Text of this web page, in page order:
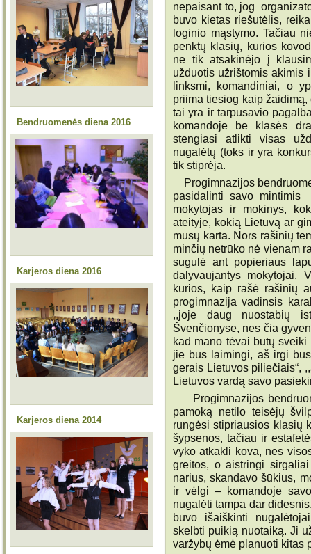
Bendruomenės diena 2016
Karjeros diena 2016
Karjeros diena 2014
nepaisant to, jog
buvo kietas riešutėlis,
loginio mąstymo. Tačiau
penktų klasių, kurios
ne tik atsakinėjo į
užduotis užrištomis akimis
linksmi, komandiniai, o
priima tiesiog kaip
tai yra ir tarpusavio
komandoje be klasės
stengiasi atlikti visas
nugalėtų (toks ir yra
tik stiprėja.
Progimnazijos
pasidalinti savo
mokytojas ir mokinys,
ateityje, kokią Lietuvą ar
mūsų karta. Nors rašinių
minčių netrūko nė vienam
sugulė ant popieriaus
dalyvaujantys mokytojai.
kurios, kaip rašė rašinių
progimnazija vadinsis
,,joje daug nuostabių
Švenčionyse, nes čia
kad mano tėvai būtų
jie bus laimingi, aš irgi
gerais Lietuvos piliečiais“,
Lietuvos vardą savo
Progimnazijos
pamoką netilo teisėjų
rungėsi stipriausios klasių
šypsenos, tačiau ir
vyko atkakli kova, nes
greitos, o aistringi
narius, skandavo šūkius,
ir vėlgi – komandoje
nugalėti tampa dar
buvo išaiškinti
skelbti puikią nuotaiką. Ji
varžybų ėmė planuoti kitas